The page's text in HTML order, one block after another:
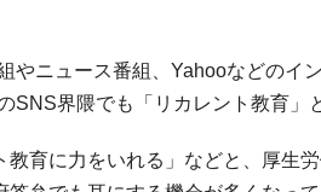
やニュース番組、Yahooなどのイ
SNS界隈でも「リカレント教育」
教育に力をいれる」などと、厚生